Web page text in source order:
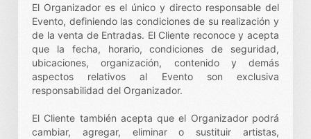
El Organizador es el único y directo responsable del
Evento, definiendo las condiciones de su realización y
de la venta de Entradas. El Cliente reconoce y acepta
que la fecha, horario, condiciones de seguridad,
ubicaciones, organización, contenido y demás
aspectos relativos al Evento son exclusiva
responsabilidad del Organizador.
El Cliente también acepta que el Organizador podrá
cambiar, agregar, eliminar o sustituir artistas,